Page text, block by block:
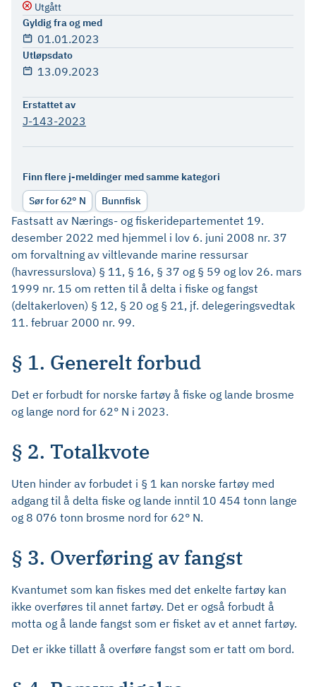
Utgått
Gyldig fra og med
01.01.2023
Utløpsdato
13.09.2023
Erstattet av
J-143-2023
Finn flere j-meldinger med samme kategori
Sør for 62° N
Bunnfisk
Fastsatt av Nærings- og fiskeridepartementet 19.
desember 2022 med hjemmel i lov 6. juni 2008 nr. 37
om forvaltning av viltlevande marine ressursar
(havressurslova) § 11, § 16, § 37 og § 59 og lov 26. mars
1999 nr. 15 om retten til å delta i fiske og fangst
(deltakerloven) § 12, § 20 og § 21, jf. delegeringsvedtak
11. februar 2000 nr. 99.
§ 1. Generelt forbud
Det er forbudt for norske fartøy å fiske og lande brosme
og lange nord for 62° N i 2023.
§ 2. Totalkvote
Uten hinder av forbudet i § 1 kan norske fartøy med
adgang til å delta fiske og lande inntil 10 454 tonn lange
og 8 076 tonn brosme nord for 62° N.
§ 3. Overføring av fangst
Kvantumet som kan fiskes med det enkelte fartøy kan
ikke overføres til annet fartøy. Det er også forbudt å
motta og å lande fangst som er fisket av et annet fartøy.
Det er ikke tillatt å overføre fangst som er tatt om bord.